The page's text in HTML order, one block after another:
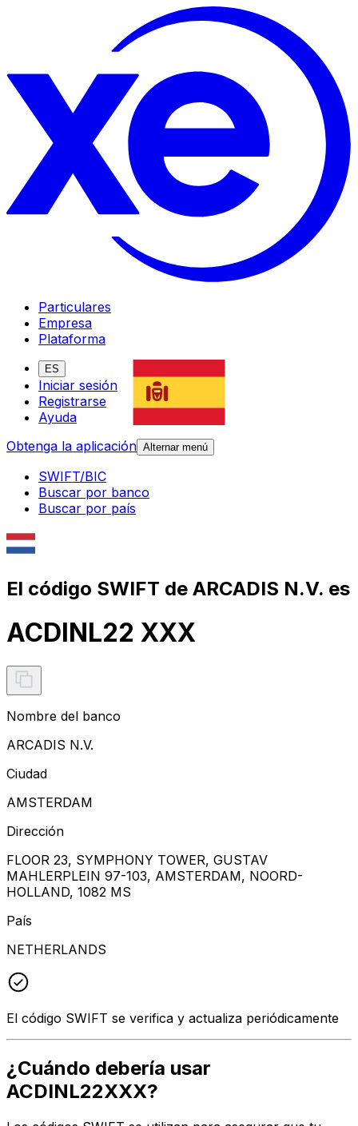
Particulares
Empresa
Plataforma
ES
Iniciar sesión
Registrarse
Ayuda
Obtenga la aplicación Alternar menú
SWIFT/BIC
Buscar por banco
Buscar por país
El código SWIFT de ARCADIS N.V. es
ACDINL22 XXX
Nombre del banco
ARCADIS N.V.
Ciudad
AMSTERDAM
Dirección
FLOOR 23, SYMPHONY TOWER, GUSTAV
MAHLERPLEIN 97-103, AMSTERDAM, NOORD-
HOLLAND, 1082 MS
País
NETHERLANDS
El código SWIFT se verifica y actualiza periódicamente
¿Cuándo debería usar
ACDINL22XXX?